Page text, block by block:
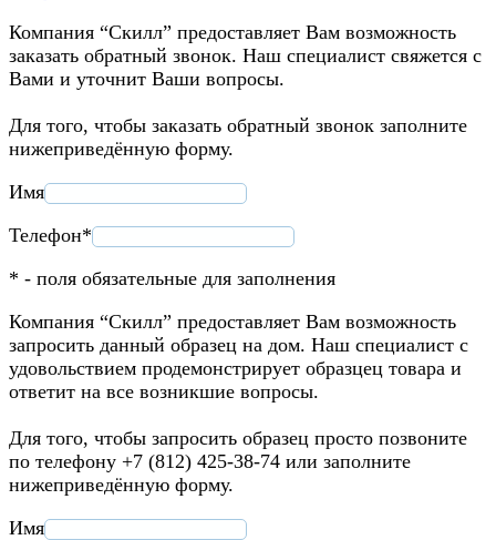
Компания “Скилл” предоставляет Вам возможность
заказать обратный звонок. Наш специалист свяжется с
Вами и уточнит Ваши вопросы.
Для того, чтобы заказать обратный звонок заполните
нижеприведённую форму.
Имя
Телефон*
* - поля обязательные для заполнения
Компания “Скилл” предоставляет Вам возможность
запросить данный образец на дом. Наш специалист с
удовольствием продемонстрирует образцец товара и
ответит на все возникшие вопросы.
Для того, чтобы запросить образец просто позвоните
по телефону +7 (812) 425-38-74 или заполните
нижеприведённую форму.
Имя